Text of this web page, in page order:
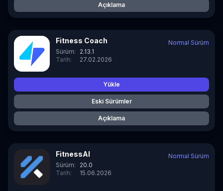
Açıklama
Fitness Coach
Sürüm:
2.13.1
Tarih:
27.02.2026
Normal Sürüm
Yükle
Eski Sürümler
Açıklama
FitnessAI
Sürüm:
20.0
Tarih:
15.06.2026
Normal Sürüm